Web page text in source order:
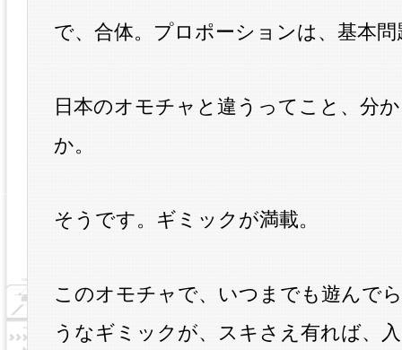
で、合体。プロポーションは、基本問
日本のオモチャと違うってこと、分
か。
そうです。ギミックが満載。
このオモチャで、いつまでも遊んで
うなギミックが、スキさえ有れば、